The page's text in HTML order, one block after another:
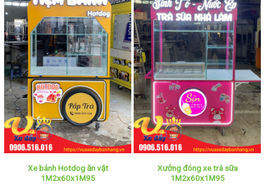
Xe bánh Hotdog ăn vặt
1M2x60x1M95
Xưởng đóng xe trà sữa
1M2x60x1M95